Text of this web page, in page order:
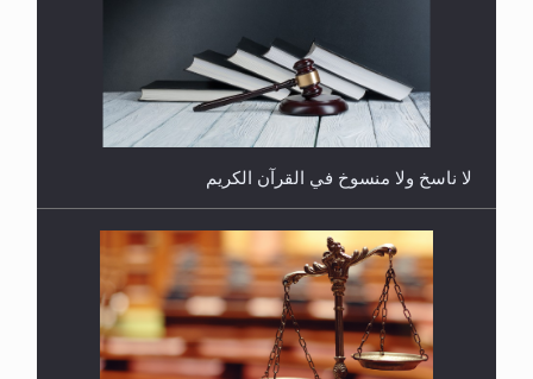
هل يُحسب حول الزكاة وفق السنة الميلادية أو الهجرية؟
هل يجوز فتح مشروع كوافير نسائي للمحجبات وغير
لا ناسخ ولا منسوخ في القرآن الكريم